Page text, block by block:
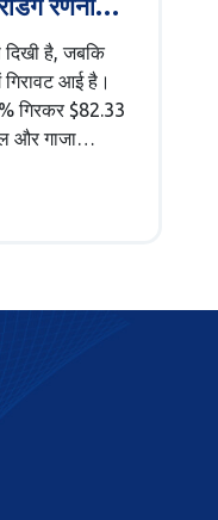
रणनीति
दिखी है, जबकि
आई है।
गिरकर $82.33
और गाजा
के चलते आपूर्ति
गिराव आया